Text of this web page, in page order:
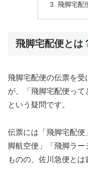
飛脚宅配
飛脚宅配便とは
飛脚宅配便の伝票を
が、「飛脚宅配便って
という疑問です。
伝票には「飛脚宅配
脚航空便」「飛脚ラ
ものの、佐川急便とは